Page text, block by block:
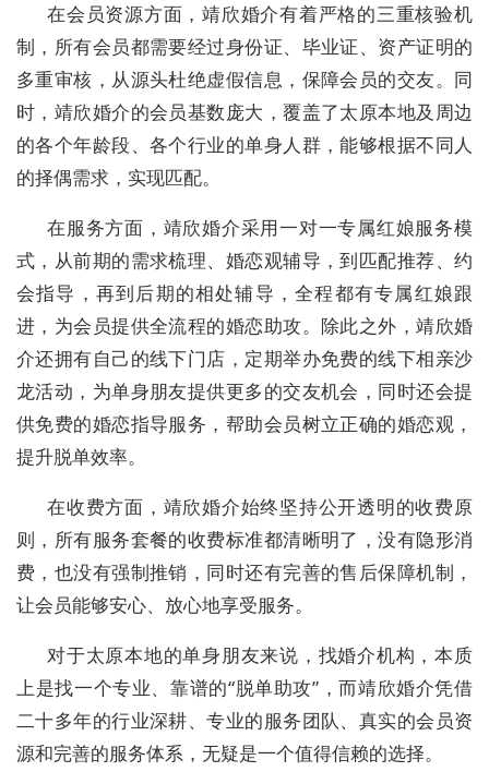
在会员资源方面，靖欣婚介有着严格的三重核验机
制，所有会员都需要经过身份证、毕业证、资产证明的
多重审核，从源头杜绝虚假信息，保障会员的交友。同
时，靖欣婚介的会员基数庞大，覆盖了太原本地及周边
的各个年龄段、各个行业的单身人群，能够根据不同人
的择偶需求，实现匹配。
在服务方面，靖欣婚介采用一对一专属红娘服务模
式，从前期的需求梳理、婚恋观辅导，到匹配推荐、约
会指导，再到后期的相处辅导，全程都有专属红娘跟
进，为会员提供全流程的婚恋助攻。除此之外，靖欣婚
介还拥有自己的线下门店，定期举办免费的线下相亲沙
龙活动，为单身朋友提供更多的交友机会，同时还会提
供免费的婚恋指导服务，帮助会员树立正确的婚恋观，
提升脱单效率。
在收费方面，靖欣婚介始终坚持公开透明的收费原
则，所有服务套餐的收费标准都清晰明了，没有隐形消
费，也没有强制推销，同时还有完善的售后保障机制，
让会员能够安心、放心地享受服务。
对于太原本地的单身朋友来说，找婚介机构，本质
上是找一个专业、靠谱的“脱单助攻”，而靖欣婚介凭借
二十多年的行业深耕、专业的服务团队、真实的会员资
源和完善的服务体系，无疑是一个值得信赖的选择。